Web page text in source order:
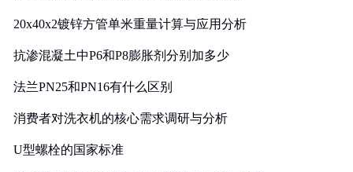
20x40x2镀锌方管单米重量计算与应用分析
抗渗混凝土中P6和P8膨胀剂分别加多少
法兰PN25和PN16有什么区别
消费者对洗衣机的核心需求调研与分析
U型螺栓的国家标准